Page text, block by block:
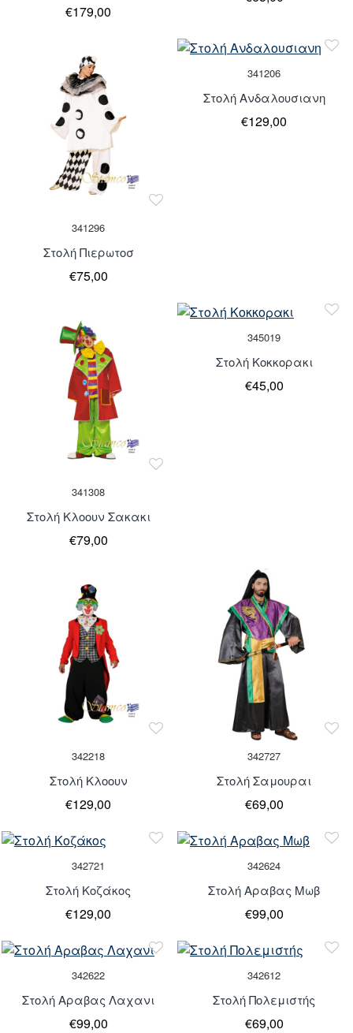
€179,00
Τελευταία
Κομμάτια
341296
Στολή Πιερωτοσ
€75,00
341206
Στολή Ανδαλουσιανη
€129,00
341308
Στολή Κλοουν Σακακι
€79,00
345019
Στολή Κοκκορακι
€45,00
342218
Στολή Κλοουν
€129,00
342727
Στολή Σαμουραι
€69,00
Τελευταία
342721
Στολή Κοζάκος
€129,00
Τελευταία
342624
Στολή Αραβας Μωβ
€99,00
342622
Στολή Αραβας Λαχανι
€99,00
342612
Στολή Πολεμιστής
€69,00